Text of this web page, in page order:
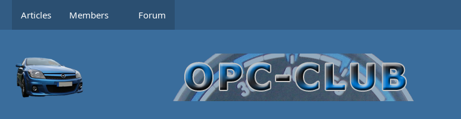
Articles Members Forum